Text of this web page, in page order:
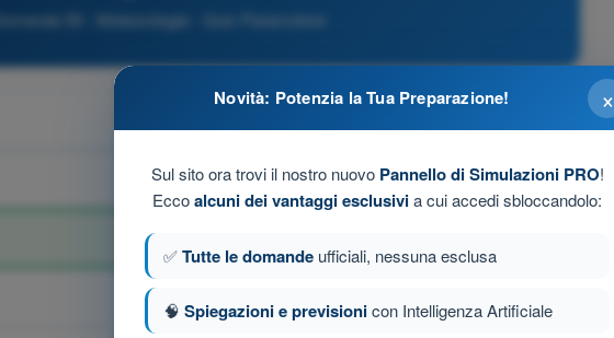
Domanda 59 - Meteorologia - Quiz Paramotore
×
Novità: Potenzia la Tua Preparazione!
Sul sito ora trovi il nostro nuovo Pannello di Simulazioni PRO!
Eccoalcuni dei vantaggi esclusivia cui accedi sbloccandolo:
✅Tutte le domande ufficiali, nessuna esclusa
🧠 Spiegazioni e previsionicon Intelligenza Artificiale